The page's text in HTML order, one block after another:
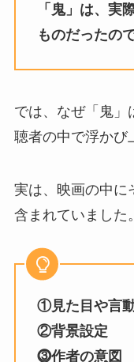
「鬼」は、実
ものだったので
では、なぜ「鬼」
聴者の中で浮かび
実は、映画の中に
含まれていました。
①見た目や言
②背景設定
⓷作者の意図